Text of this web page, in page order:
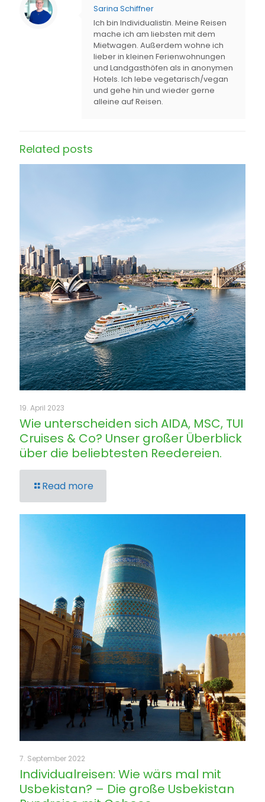
Sarina Schiffner
Ich bin Individualistin. Meine Reisen
mache ich am liebsten mit dem
Mietwagen. Außerdem wohne ich
lieber in kleinen Ferienwohnungen
und Landgasthöfen als in anonymen
Hotels. Ich lebe vegetarisch/vegan
und gehe hin und wieder gerne
alleine auf Reisen.
Related posts
19. April 2023
Wie unterscheiden sich AIDA, MSC, TUI
Cruises & Co? Unser großer Überblick
über die beliebtesten Reedereien.
Read more
7. September 2022
Individualreisen: Wie wärs mal mit
Usbekistan? – Die große Usbekistan